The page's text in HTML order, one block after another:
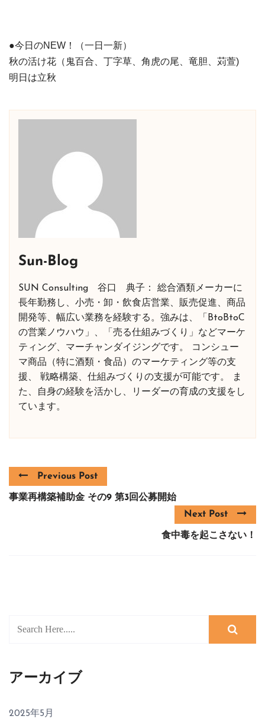
●今日のNEW！（一日一新）
秋の活け花（鬼百合、丁字草、角虎の尾、竜胆、苅萱)
明日は立秋
Sun-Blog
SUN Consulting 谷口 典子： 総合酒類メーカーに
長年勤務し、小売・卸・飲食店営業、販売促進、商品
開発等、幅広い業務を経験する。強みは、「BtoBtoC
の営業ノウハウ」、「売る仕組みづくり」などマーケ
ティング、マーチャンダイジングです。 コンシュー
マ商品（特に酒類・食品）のマーケティング等の支
援、 戦略構築、仕組みづくりの支援が可能です。 ま
た、自身の経験を活かし、リーダーの育成の支援をし
ています。
Previous Post
事業再構築補助金 その9 第3回公募開始
Next Post
食中毒を起こさない！
アーカイブ
2025年5月